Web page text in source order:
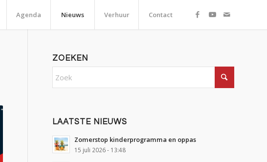
Agenda Nieuws Verhuur Contact
ZOEKEN
LAATSTE NIEUWS
Zomerstop kinderprogramma en oppas
15 juli 2026 - 13:48